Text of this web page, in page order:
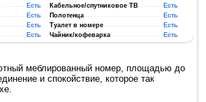
Есть Кабельное/спутниковое ТВ
Есть
Есть Полотенца
Есть
Есть Туалет в номере
Есть
Есть Чайник/кофеварка Есть
меблированный номер, площадью до
и спокойствие, которое так